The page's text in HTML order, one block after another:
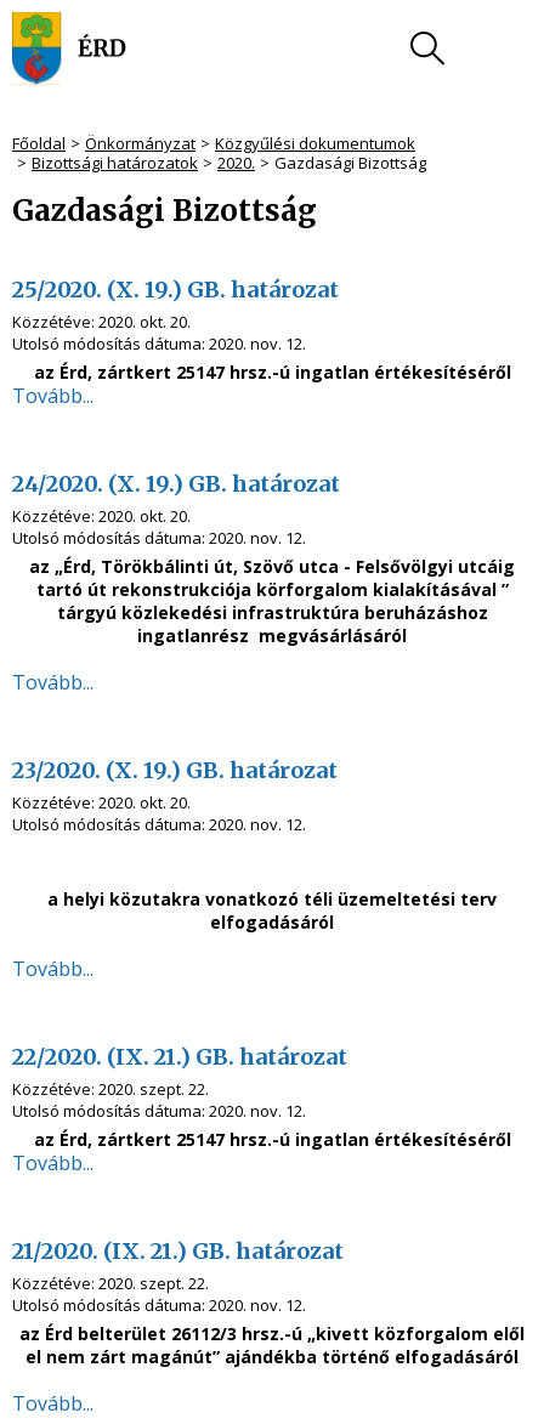
Főoldal Önkormányzat
Közgyűlési dokumentumok
Bizottsági határozatok
2020. Gazdasági Bizottság
Gazdasági Bizottság
25/2020. (X. 19.) GB. határozat
Közzétéve: 2020. okt. 20.
Utolsó módosítás dátuma: 2020. nov. 12.
az Érd, zártkert 25147 hrsz.-ú ingatlan értékesítéséről
Tovább...
24/2020. (X. 19.) GB. határozat
Közzétéve: 2020. okt. 20.
Utolsó módosítás dátuma: 2020. nov. 12.
az „Érd, Törökbálinti út, Szövő utca - Felsővölgyi utcáig
tartó út rekonstrukciója körforgalom kialakításával ”
tárgyú közlekedési infrastruktúra beruházáshoz
ingatlanrész megvásárlásáról
Tovább...
23/2020. (X. 19.) GB. határozat
Közzétéve: 2020. okt. 20.
Utolsó módosítás dátuma: 2020. nov. 12.
a helyi közutakra vonatkozó téli üzemeltetési terv
elfogadásáról
Tovább...
22/2020. (IX. 21.) GB. határozat
Közzétéve: 2020. szept. 22.
Utolsó módosítás dátuma: 2020. nov. 12.
az Érd, zártkert 25147 hrsz.-ú ingatlan értékesítéséről
Tovább...
21/2020. (IX. 21.) GB. határozat
Közzétéve: 2020. szept. 22.
Utolsó módosítás dátuma: 2020. nov. 12.
az Érd belterület 26112/3 hrsz.-ú „kivett közforgalom elől
el nem zárt magánút” ajándékba történő elfogadásáról
Tovább...